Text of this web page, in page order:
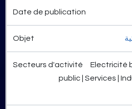
Electricité
public | Services |